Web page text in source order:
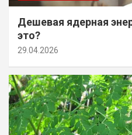
Дешевая ядерная
это?
29.04.2026